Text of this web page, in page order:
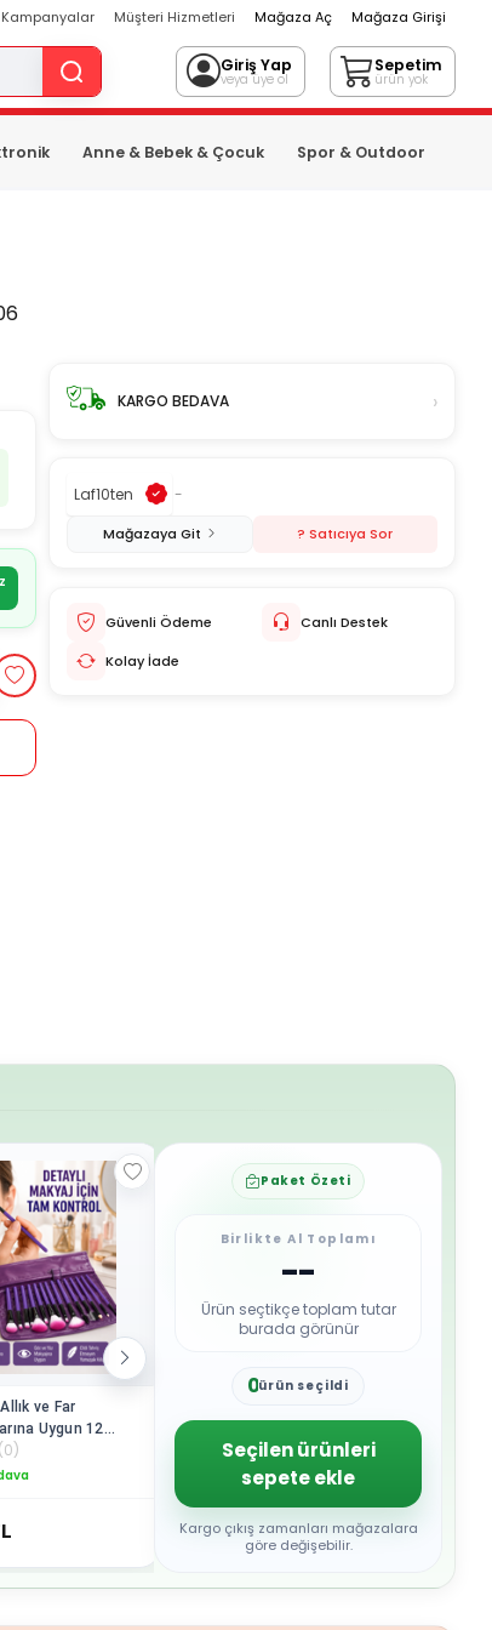
Kampanyalar Müşteri Hizmetleri Mağaza Aç Mağaza Girişi
Giriş Yap
veya üye ol
Sepetim
ürün yok
Anne & Bebek & Çocuk Spor & Outdoor
KARGO BEDAVA ›
Laf10ten -
Mağazaya Git ? Satıcıya Sor
Güvenli Ödeme
Canlı Destek
Kolay İade
ve Far
Uygun 12
Fırça Takımı
(0)
12'li Makyaj Fırçası Seti Göz
Farı Allık ve Kontür İçin
☆☆ (0
Kargo Bedava
383,24 TL
Paket Özeti
Birlikte Al Toplamı
--
Ürün seçtikçe toplam tutar
burada görünür
0
2
3
4
5
6
7
8
9
ürün seçildi
Seçilen ürünleri
sepete ekle
Kargo çıkış zamanları mağazalara
göre değişebilir.